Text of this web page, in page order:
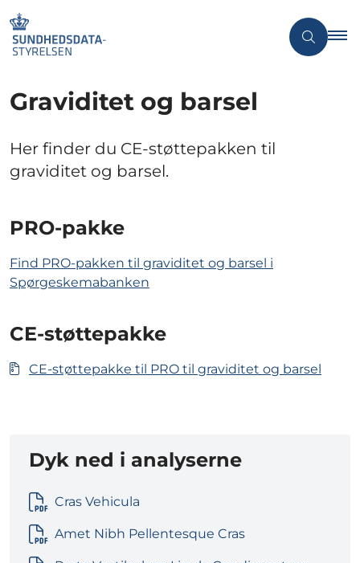
Graviditet og barsel
Her finder du CE-støttepakken til
graviditet og barsel.
PRO-pakke
Find PRO-pakken til graviditet og barsel i
Spørgeskemabanken
CE-støttepakke
CE-støttepakke til PRO til graviditet og barsel
Dyk ned i analyserne
Cras Vehicula
Amet Nibh Pellentesque Cras